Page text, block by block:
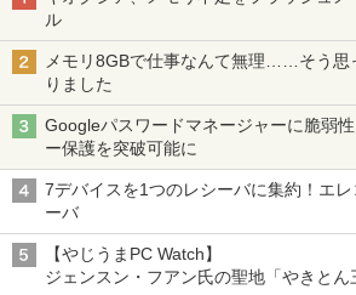
by Amazon 炭酸水 ラ
art Basic)
コカ・コーラ やかん
ベルレス
版ビッグガンガンコ
￥810
ONE PIECE モノクロ
クスDIGITAL)
￥29,980
【新品】【楽天1位
付きノートパソコ
s11 初期設定済
8GB SSD1TB(最大)
ジネス 大学生 プレ
3
【正規永久版Office
N5095 LPDDR4X
レッド 2.9GHz ミ
242 SATA WIFI6
ネ オフィス高速起
￥49,800
3
【お買い物マラソ
ニター 200Hz 1ms
IPSパネル
VESA対応
カー内蔵 HDMIケー
￥13,999
4
永瀬廉 プレミアム
￥8,800
ル
メモリ8GBで仕事なんて無理……そう思
りました
Googleパスワードマネージャーに脆弱
ー保護を突破可能に
7デバイスを1つのレシーバに集約！エ
ーバ
【やじうまPC Watch】
ジェンスン・フアン氏の聖地「やきと